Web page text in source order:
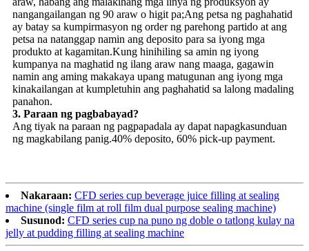
nangangailangan ng 90 araw o higit pa;Ang petsa ng paghahatid
ay batay sa kumpirmasyon ng order ng parehong partido at ang
petsa na natanggap namin ang deposito para sa iyong mga
produkto at kagamitan.Kung hinihiling sa amin ng iyong
kumpanya na maghatid ng ilang araw nang maaga, gagawin
namin ang aming makakaya upang matugunan ang iyong mga
kinakailangan at kumpletuhin ang paghahatid sa lalong madaling
panahon.
3. Paraan ng pagbabayad?
Ang tiyak na paraan ng pagpapadala ay dapat napagkasunduan
ng magkabilang panig.40% deposito, 60% pick-up payment.
Nakaraan: CFD series cup beverage juice filling at sealing
machine (single film at roll film dual purpose sealing machine)
Susunod: CFD series cup na puno ng doble o tatlong kulay na
jelly at pudding filling at sealing machine